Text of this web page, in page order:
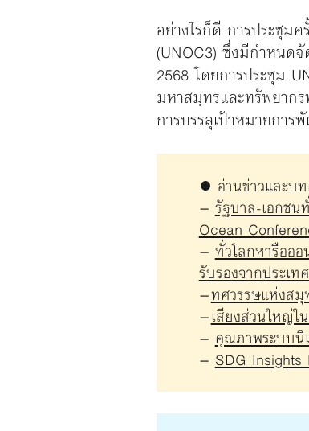
อย่างไรก็ดี การประชุม
(UNOC3) ซึ่งมีกำหนด
2568 โดยการประชุม
มหาสมุทรและทรัพยาก
การบรรลุเป้าหมายการ
● อ่านข่าวและบ
–รัฐบาล-เอกช
Ocean
–ทั่วโลกหารืออ
รับรองจากประเ
–ทศวรรษแห่งสมุ
–เสียงส่วนใหญ่ใ
–คุณภาพระบบนิ
–SDG